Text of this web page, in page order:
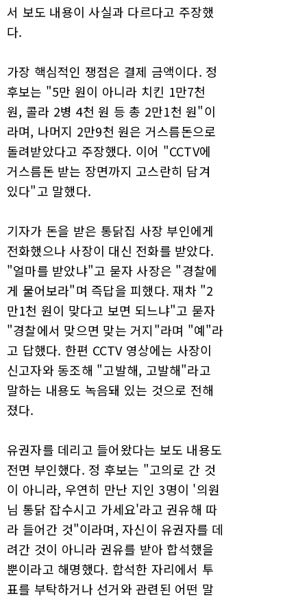
서 보도 내용이 사실과 다르다고 주장했
다.
가장 핵심적인 쟁점은 결제 금액이다. 정
후보는 "5만 원이 아니라 치킨 1만7천
원, 콜라 2병 4천 원 등 총 2만1천 원"이
라며, 나머지 2만9천 원은 거스름돈으로
돌려받았다고 주장했다. 이어 "CCTV에
거스름돈 받는 장면까지 고스란히 담겨
있다"고 말했다.
기자가 돈을 받은 통닭집 사장 부인에게
전화했으나 사장이 대신 전화를 받았다.
"얼마를 받았냐"고 묻자 사장은 "경찰에
게 물어보라"며 즉답을 피했다. 재차 "2
만1천 원이 맞다고 보면 되느냐"고 묻자
"경찰에서 맞으면 맞는 거지"라며 "예"라
고 답했다. 한편 CCTV 영상에는 사장이
신고자와 동조해 "고발해, 고발해"라고
말하는 내용도 녹음돼 있는 것으로 전해
졌다.
유권자를 데리고 들어왔다는 보도 내용도
전면 부인했다. 정 후보는 "고의로 간 것
이 아니라, 우연히 만난 지인 3명이 '의원
님 통닭 잡수시고 가세요'라고 권유해 따
라 들어간 것"이라며, 자신이 유권자를 데
려간 것이 아니라 권유를 받아 합석했을
뿐이라고 해명했다. 합석한 자리에서 투
표를 부탁하거나 선거와 관련된 어떤 말